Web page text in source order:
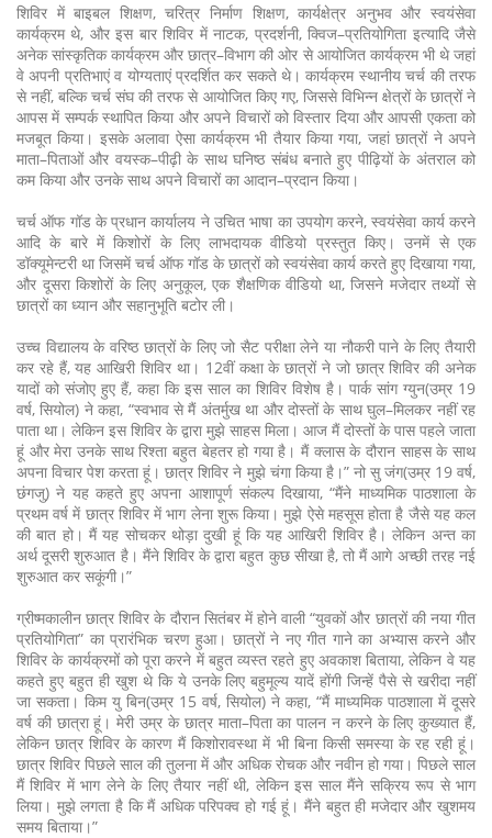
शिविर में बाइबल शिक्षण, चरित्र निर्माण शिक्षण, कार्यक्षेत्र अनुभव और स्वयंसेवा
कार्यक्रम थे, और इस बार शिविर में नाटक, प्रदर्शनी, क्विज–प्रतियोगिता इत्यादि जैसे
अनेक सांस्कृतिक कार्यक्रम और छात्र–विभाग की ओर से आयोजित कार्यक्रम भी थे जहां
वे अपनी प्रतिभाएं व योग्यताएं प्रदर्शित कर सकते थे। कार्यक्रम स्थानीय चर्च की तरफ
से नहीं, बल्कि चर्च संघ की तरफ से आयोजित किए गए, जिससे विभिन्न क्षेत्रों के छात्रों ने
आपस में सम्पर्क स्थापित किया और अपने विचारों को विस्तार दिया और आपसी एकता को
मजबूत किया। इसके अलावा ऐसा कार्यक्रम भी तैयार किया गया, जहां छात्रों ने अपने
माता–पिताओं और वयस्क–पीढ़ी के साथ घनिष्ठ संबंध बनाते हुए पीढ़ियों के अंतराल को
कम किया और उनके साथ अपने विचारों का आदान–प्रदान किया।
चर्च ऑफ गॉड के प्रधान कार्यालय ने उचित भाषा का उपयोग करने, स्वयंसेवा कार्य करने
आदि के बारे में किशोरों के लिए लाभदायक वीडियो प्रस्तुत किए। उनमें से एक
डॉक्यूमेन्टरी था जिसमें चर्च ऑफ गॉड के छात्रों को स्वयंसेवा कार्य करते हुए दिखाया गया,
और दूसरा किशोरों के लिए अनुकूल, एक शैक्षणिक वीडियो था, जिसने मजेदार तथ्यों से
छात्रों का ध्यान और सहानुभूति बटोर ली।
उच्च विद्यालय के वरिष्ठ छात्रों के लिए जो सैट परीक्षा लेने या नौकरी पाने के लिए तैयारी
कर रहे हैं, यह आखिरी शिविर था। 12वीं कक्षा के छात्रों ने जो छात्र शिविर की अनेक
यादों को संजोए हुए हैं, कहा कि इस साल का शिविर विशेष है। पार्क सांग ग्युन(उम्र 19
वर्ष, सियोल) ने कहा, “स्वभाव से मैं अंतर्मुख था और दोस्तों के साथ घुल–मिलकर नहीं रह
पाता था। लेकिन इस शिविर के द्वारा मुझे साहस मिला। आज मैं दोस्तों के पास पहले जाता
हूं और मेरा उनके साथ रिश्ता बहुत बेहतर हो गया है। मैं क्लास के दौरान साहस के साथ
अपना विचार पेश करता हूं। छात्र शिविर ने मुझे चंगा किया है।” नो सु जंग(उम्र 19 वर्ष,
छंगजु) ने यह कहते हुए अपना आशापूर्ण संकल्प दिखाया, “मैंने माध्यमिक पाठशाला के
प्रथम वर्ष में छात्र शिविर में भाग लेना शुरू किया। मुझे ऐसे महसूस होता है जैसे यह कल
की बात हो। मैं यह सोचकर थोड़ा दुखी हूं कि यह आखिरी शिविर है। लेकिन अन्त का
अर्थ दूसरी शुरुआत है। मैंने शिविर के द्वारा बहुत कुछ सीखा है, तो मैं आगे अच्छी तरह नई
शुरुआत कर सकूंगी।”
ग्रीष्मकालीन छात्र शिविर के दौरान सितंबर में होने वाली “युवकों और छात्रों की नया गीत
प्रतियोगिता” का प्रारंभिक चरण हुआ। छात्रों ने नए गीत गाने का अभ्यास करने और
शिविर के कार्यक्रमों को पूरा करने में बहुत व्यस्त रहते हुए अवकाश बिताया, लेकिन वे यह
कहते हुए बहुत ही खुश थे कि ये उनके लिए बहुमूल्य यादें होंगी जिन्हें पैसे से खरीदा नहीं
जा सकता। किम यु बिन(उम्र 15 वर्ष, सियोल) ने कहा, “मैं माध्यमिक पाठशाला में दूसरे
वर्ष की छात्रा हूं। मेरी उम्र के छात्र माता–पिता का पालन न करने के लिए कुख्यात हैं,
लेकिन छात्र शिविर के कारण मैं किशोरावस्था में भी बिना किसी समस्या के रह रही हूं।
छात्र शिविर पिछले साल की तुलना में और अधिक रोचक और नवीन हो गया। पिछले साल
मैं शिविर में भाग लेने के लिए तैयार नहीं थी, लेकिन इस साल मैंने सक्रिय रूप से भाग
लिया। मुझे लगता है कि मैं अधिक परिपक्व हो गई हूं। मैंने बहुत ही मजेदार और खुशमय
समय बिताया।”